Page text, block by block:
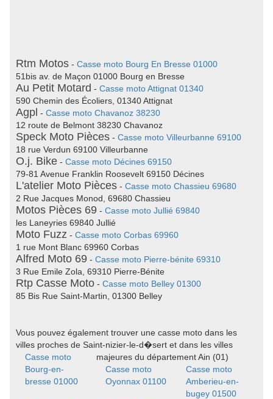
Rtm Motos - Casse moto Bourg En Bresse 01000
51bis av. de Maçon 01000 Bourg en Bresse
Au Petit Motard - Casse moto Attignat 01340
590 Chemin des Écoliers, 01340 Attignat
Agpl - Casse moto Chavanoz 38230
12 route de Belmont 38230 Chavanoz
Speck Moto Pièces - Casse moto Villeurbanne 69100
18 rue Verdun 69100 Villeurbanne
O.j. Bike - Casse moto Décines 69150
79-81 Avenue Franklin Roosevelt 69150 Décines
L'atelier Moto Pièces - Casse moto Chassieu 69680
2 Rue Jacques Monod, 69680 Chassieu
Motos Pièces 69 - Casse moto Jullié 69840
les Laneyries 69840 Jullié
Moto Fuzz - Casse moto Corbas 69960
1 rue Mont Blanc 69960 Corbas
Alfred Moto 69 - Casse moto Pierre-bénite 69310
3 Rue Emile Zola, 69310 Pierre-Bénite
Rtp Casse Moto - Casse moto Belley 01300
85 Bis Rue Saint-Martin, 01300 Belley
Vous pouvez également trouver une casse moto dans les
villes proches de Saint-nizier-le-d�sert et dans les villes
majeures du département Ain (01)
Casse moto
Bourg-en-
bresse 01000
Casse moto
Oyonnax 01100
Casse moto
Amberieu-en-
bugey 01500